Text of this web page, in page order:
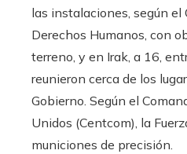
las instalaciones, según el
Derechos Humanos, con
terreno, y en Irak, a 16,
reunieron cerca de los
Gobierno. Según el
Unidos (Centcom), la
municiones de precisión.